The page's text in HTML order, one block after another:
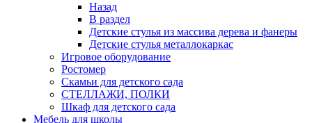
Назад
В раздел
Детские стулья из массива дерева и фанеры
Детские стулья металлокаркас
Игровое оборудование
Ростомер
Скамьи для детского сада
СТЕЛЛАЖИ, ПОЛКИ
Шкаф для детского сада
Мебель для школы